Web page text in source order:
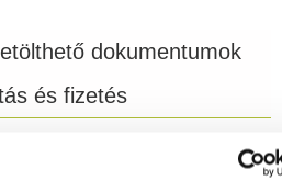
dokumentumok
és fizetés